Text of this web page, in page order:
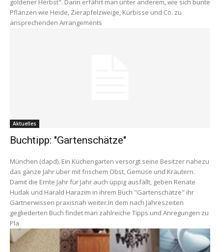
goldener Herbst". Darin erfährt man unter anderem, wie sich bunte
Pflanzen wie Heide, Zierapfelzweige, Kürbisse und Co. zu
ansprechenden Arrangements
Aktuelles
Buchtipp: "Gartenschätze"
München (dapd). Ein Küchengarten versorgt seine Besitzer nahezu
das ganze Jahr über mit frischem Obst, Gemüse und Kräutern.
Damit die Ernte Jahr für Jahr auch üppig ausfällt, geben Renate
Hudak und Harald Harazim in ihrem Buch "Gartenschätze" ihr
Gärtnerwissen praxisnah weiter.In dem nach Jahreszeiten
gegliederten Buch findet man zahlreiche Tipps und Anregungen zu
Pla